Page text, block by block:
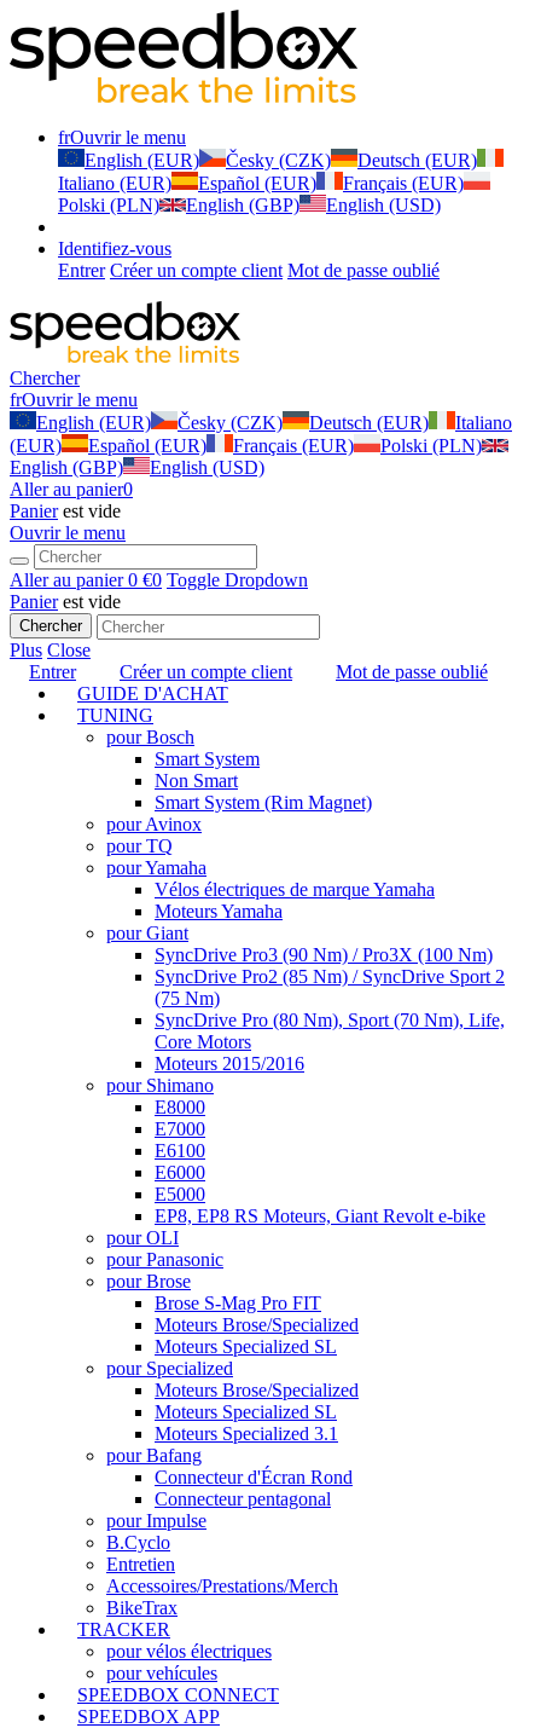
frOuvrir le menu
English (EUR)
Česky (CZK)
Deutsch (EUR)
Italiano (EUR)
Español (EUR)
Français (EUR)
Polski (PLN)
English (GBP) English (USD)
Identifiez-vous
Entrer Créer un compte client Mot de passe oublié
Chercher
frOuvrir le menu
English (EUR)
Česky (CZK) Deutsch (EUR)
Italiano
(EUR)
Español (EUR) Français (EUR)
Polski (PLN)
English (GBP)
English (USD)
Aller au panier0
Panierest vide
Ouvrir le menu
Aller au panier0 €0 Toggle Dropdown
Panierest vide
Chercher
Plus Close
Entrer
Créer un compte client
Mot de passe oublié
GUIDE D'ACHAT
TUNING
pour Bosch
Smart System
Non Smart
Smart System (Rim Magnet)
pour Avinox
pour TQ
pour Yamaha
Vélos électriques de marque Yamaha
Moteurs Yamaha
pour Giant
SyncDrive Pro3 (90 Nm) / Pro3X (100 Nm)
SyncDrive Pro2 (85 Nm) / SyncDrive Sport 2
(75 Nm)
SyncDrive Pro (80 Nm), Sport (70 Nm), Life,
Core Motors
Moteurs 2015/2016
pour Shimano
E8000
E7000
E6100
E6000
E5000
EP8, EP8 RS Moteurs, Giant Revolt e-bike
pour OLI
pour Panasonic
pour Brose
Brose S-Mag Pro FIT
Moteurs Brose/Specialized
Moteurs Specialized SL
pour Specialized
Moteurs Brose/Specialized
Moteurs Specialized SL
Moteurs Specialized 3.1
pour Bafang
Connecteur d'Écran Rond
Connecteur pentagonal
pour Impulse
B.Cyclo
Entretien
Accessoires/Prestations/Merch
BikeTrax
TRACKER
pour vélos électriques
pour vehícules
SPEEDBOX CONNECT
SPEEDBOX APP